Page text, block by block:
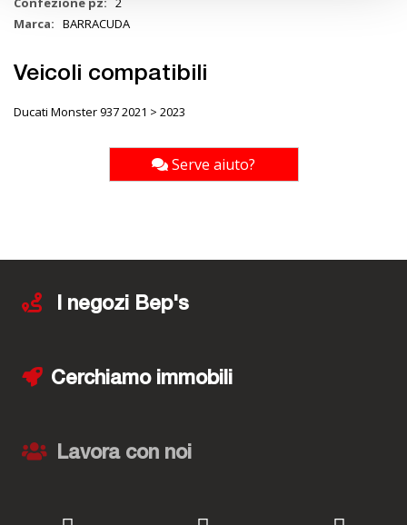
BARRACUDA
Veicoli compatibili
Ducati Monster 937 2021 > 2023
Serve aiuto?
I negozi Bep's
Cerchiamo immobili
Lavora con noi